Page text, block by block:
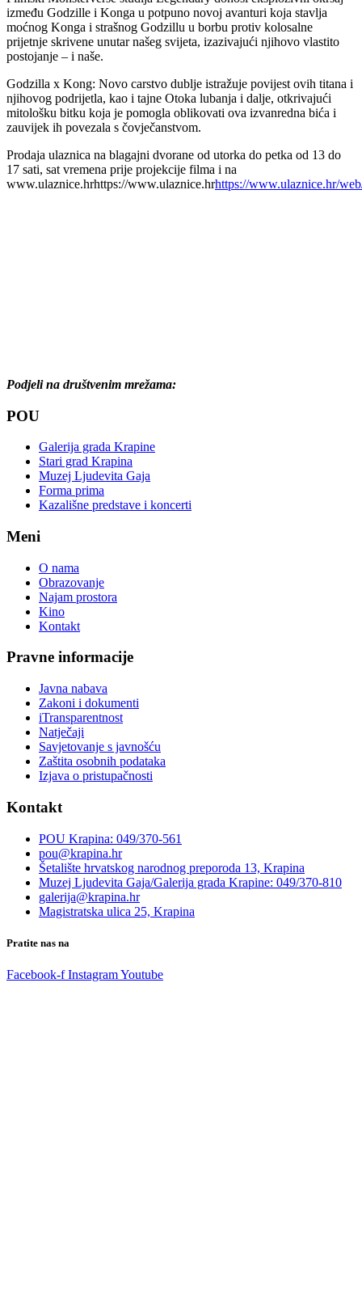
između Godzille i Konga u potpuno novoj avanturi koja stavlja
moćnog Konga i strašnog Godzillu u borbu protiv kolosalne
prijetnje skrivene unutar našeg svijeta, izazivajući njihovo vlastito
postojanje – i naše.
Godzilla x Kong: Novo carstvo dublje istražuje povijest ovih titana i
njihovog podrijetla, kao i tajne Otoka lubanja i dalje, otkrivajući
mitološku bitku koja je pomogla oblikovati ova izvanredna bića i
zauvijek ih povezala s čovječanstvom.
Prodaja ulaznica na blagajni dvorane od utorka do petka od 13 do
17 sati, sat vremena prije projekcije filma i na
www.ulaznice.hrhttps://www.ulaznice.hrhttps://www.ulaznice.hr/
Podjeli na društvenim mrežama:
POU
Galerija grada Krapine
Stari grad Krapina
Muzej Ljudevita Gaja
Forma prima
Kazališne predstave i koncerti
Meni
O nama
Obrazovanje
Najam prostora
Kino
Kontakt
Pravne informacije
Javna nabava
Zakoni i dokumenti
iTransparentnost
Natječaji
Savjetovanje s javnošću
Zaštita osobnih podataka
Izjava o pristupačnosti
Kontakt
POU Krapina: 049/370-561
pou@krapina.hr
Šetalište hrvatskog narodnog preporoda 13, Krapina
Muzej Ljudevita Gaja/Galerija grada Krapine: 049/370-810
galerija@krapina.hr
Magistratska ulica 25, Krapina
Pratite nas na
Facebook-f InstagramYoutube